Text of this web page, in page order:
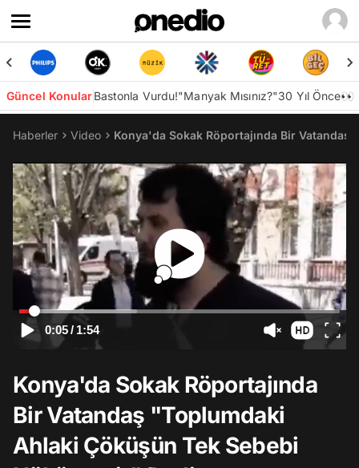
Güncel KonularBastonla Vurdu!"Manyak Mısınız?"30 Yıl Önce👀
Haberler Video Konya'da Sokak Röportajında Bir
0:05/ 1:54
Konya'da Sokak Röportajında
Bir Vatandaş "Toplumdaki
Ahlaki Çöküşün Tek Sebebi